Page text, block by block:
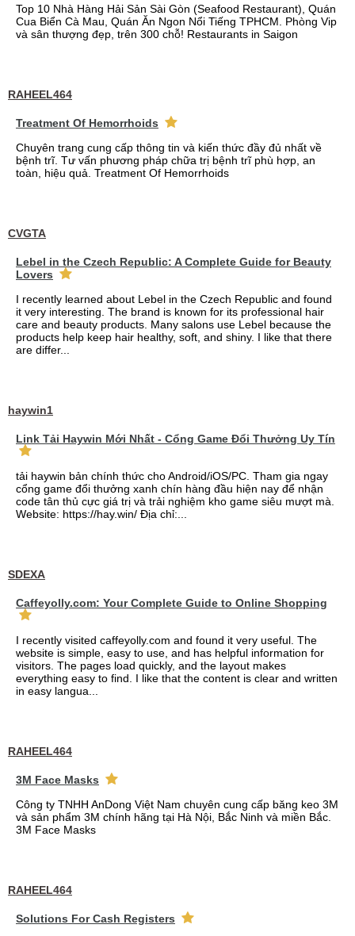
Top 10 Nhà Hàng Hải Sản Sài Gòn (Seafood Restaurant), Quán
Cua Biển Cà Mau, Quán Ăn Ngon Nổi Tiếng TPHCM. Phòng Vip
và sân thượng đẹp, trên 300 chỗ! Restaurants in Saigon
RAHEEL464
Treatment Of Hemorrhoids
Chuyên trang cung cấp thông tin và kiến thức đầy đủ nhất về
bệnh trĩ. Tư vấn phương pháp chữa trị bệnh trĩ phù hợp, an
toàn, hiệu quả. Treatment Of Hemorrhoids
CVGTA
Lebel in the Czech Republic: A Complete Guide for Beauty
Lovers
I recently learned about Lebel in the Czech Republic and found
it very interesting. The brand is known for its professional hair
care and beauty products. Many salons use Lebel because the
products help keep hair healthy, soft, and shiny. I like that there
are differ...
haywin1
Link Tải Haywin Mới Nhất - Cổng Game Đổi Thưởng Uy Tín
tải haywin bản chính thức cho Android/iOS/PC. Tham gia ngay
cổng game đổi thưởng xanh chín hàng đầu hiện nay để nhận
code tân thủ cực giá trị và trải nghiệm kho game siêu mượt mà.
Website: https://hay.win/ Địa chỉ:...
SDEXA
Caffeyolly.com: Your Complete Guide to Online Shopping
I recently visited caffeyolly.com and found it very useful. The
website is simple, easy to use, and has helpful information for
visitors. The pages load quickly, and the layout makes
everything easy to find. I like that the content is clear and written
in easy langua...
RAHEEL464
3M Face Masks
Công ty TNHH AnDong Việt Nam chuyên cung cấp băng keo 3M
và sản phẩm 3M chính hãng tại Hà Nội, Bắc Ninh và miền Bắc.
3M Face Masks
RAHEEL464
Solutions For Cash Registers